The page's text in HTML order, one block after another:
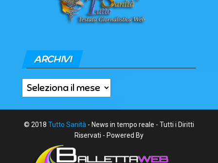
ARCHIVI
Archivi
© 2018 Tutto Sanità - News in tempo reale - Tutti i Diritti
Riservati - Powered By